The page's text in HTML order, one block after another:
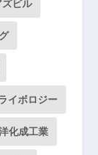
ズビル
イボロジー
化成工業